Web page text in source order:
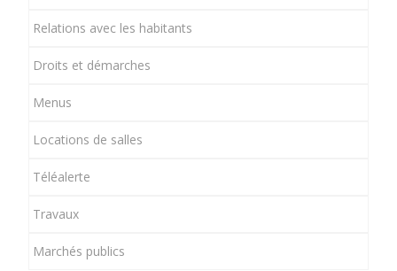
Relations avec les habitants
Droits et démarches
Menus
Locations de salles
Téléalerte
Travaux
Marchés publics